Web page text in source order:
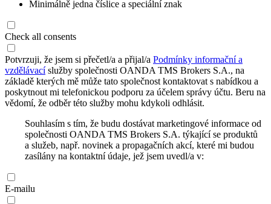
Minimálně jedna číslice a speciální znak
Check all consents
Potvrzuji, že jsem si přečetl/a a přijal/a Podmínky informační a
vzdělávacíslužby společnosti OANDA TMS Brokers S.A., na
základě kterých mě může tato společnost kontaktovat s nabídkou a
poskytnout mi telefonickou podporu za účelem správy účtu. Beru na
vědomí, že odběr této služby mohu kdykoli odhlásit.
Souhlasím s tím, že budu dostávat marketingové informace od
společnosti OANDA TMS Brokers S.A. týkající se produktů
a služeb, např. novinek a propagačních akcí, které mi budou
zasílány na kontaktní údaje, jež jsem uvedl/a v:
E-mailu